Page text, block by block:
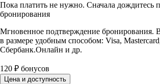
Пока платить не нужно. Сначала дождитесь
бронирования
Мгновенное подтверждение бронирования.
в размере удобным способом: Visa,
Сбербанк.Онлайн и др.
120 ₽ бонусов
Цена и доступность